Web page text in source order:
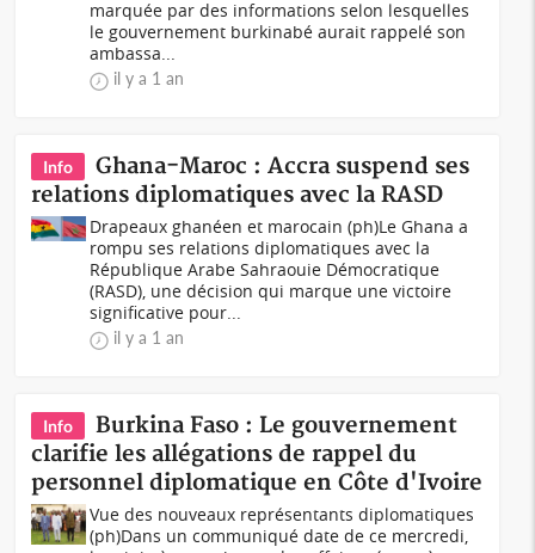
marquée par des informations selon lesquelles
le gouvernement burkinabé aurait rappelé son
ambassa...
il y a 1 an
Info
Ghana-Maroc : Accra suspend ses
relations diplomatiques avec la RASD
Drapeaux ghanéen et marocain (ph)Le Ghana a
rompu ses relations diplomatiques avec la
République Arabe Sahraouie Démocratique
(RASD), une décision qui marque une victoire
significative pour...
il y a 1 an
Info
Burkina Faso : Le gouvernement
clarifie les allégations de rappel du
personnel diplomatique en Côte d'Ivoire
Vue des nouveaux représentants diplomatiques
(ph)Dans un communiqué date de ce mercredi,